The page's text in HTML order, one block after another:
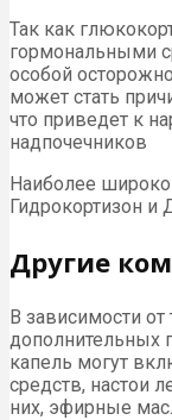
Так как
гормональными
особой
может стать
что приведет к
надпочечников
Наиболее
Гидрокортизон и
Другие
В зависимости от
дополнительных
капель могут
средств, настои
них, эфирные